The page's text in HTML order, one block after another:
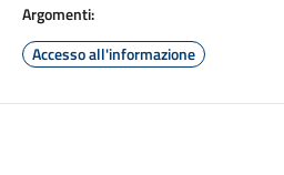
Argomenti:
Accesso all'informazione